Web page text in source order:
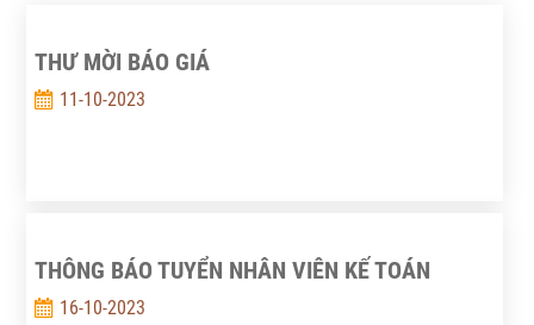
THƯ MỜI BÁO GIÁ
11-10-2023
THÔNG BÁO TUYỂN NHÂN VIÊN KẾ TOÁN
16-10-2023